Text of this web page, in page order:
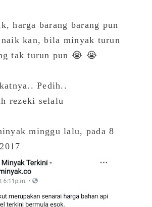
harga barang barang pun
kan, bila minyak turun
tak turun pun 😭 😭
Pedih..
rezeki selalu
minggu lalu, pada 8